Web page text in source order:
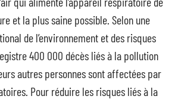
et la plus saine possible. Selon une
de l’environnement et des risques
400 000 décès liés à la pollution
autres personnes sont affectées par
Pour réduire les risques liés à la